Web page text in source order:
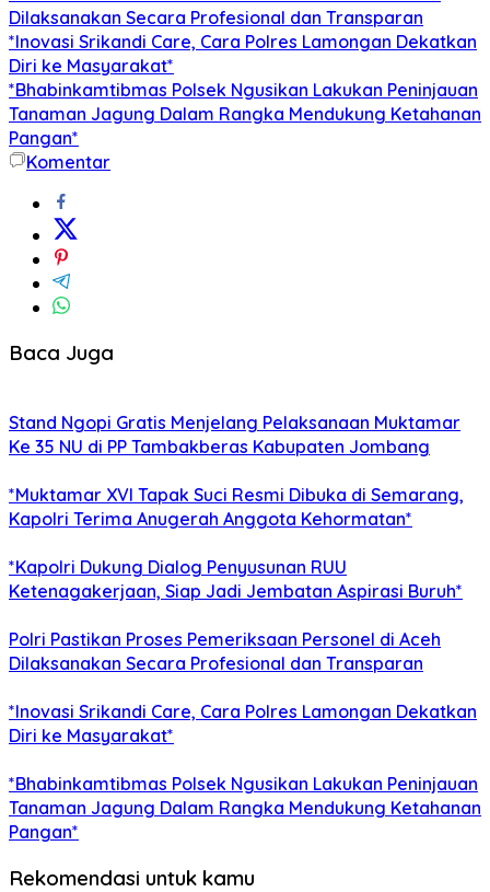
Dilaksanakan Secara Profesional dan Transparan
*Inovasi Srikandi Care, Cara Polres Lamongan Dekatkan
Diri ke Masyarakat*
*Bhabinkamtibmas Polsek Ngusikan Lakukan Peninjauan
Tanaman Jagung Dalam Rangka Mendukung Ketahanan
Pangan*
Komentar
Baca Juga
Stand Ngopi Gratis Menjelang Pelaksanaan Muktamar
Ke 35 NU di PP Tambakberas Kabupaten Jombang
*Muktamar XVI Tapak Suci Resmi Dibuka di Semarang,
Kapolri Terima Anugerah Anggota Kehormatan*
*Kapolri Dukung Dialog Penyusunan RUU
Ketenagakerjaan, Siap Jadi Jembatan Aspirasi Buruh*
Polri Pastikan Proses Pemeriksaan Personel di Aceh
Dilaksanakan Secara Profesional dan Transparan
*Inovasi Srikandi Care, Cara Polres Lamongan Dekatkan
Diri ke Masyarakat*
*Bhabinkamtibmas Polsek Ngusikan Lakukan Peninjauan
Tanaman Jagung Dalam Rangka Mendukung Ketahanan
Pangan*
Rekomendasi untuk kamu